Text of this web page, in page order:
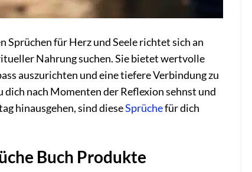
Sprüchen für Herz und Seele richtet sich an
Nahrung suchen. Sie bietet wertvolle
auszurichten und eine tiefere Verbindung zu
nach Momenten der Reflexion sehnst und
hinausgehen, sind dieseSprüchefür dich
Buch Produkte